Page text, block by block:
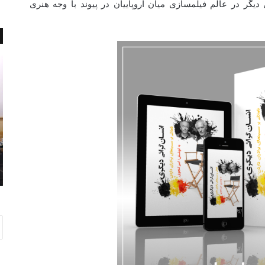
دیگر در عالم فیلمسازی میان اروپاییان در پیوند با وجه هنری
خوشمزه
ه
ا
ی
ن
ا
گ
ف
ت
ه
ن
ژانویه 28, 2017
حرف های ناگفته آقای نقاش
ی